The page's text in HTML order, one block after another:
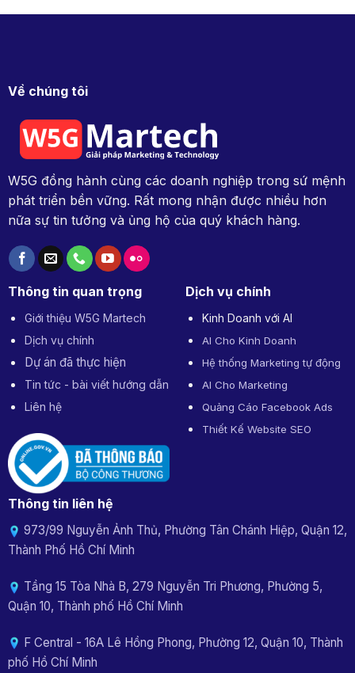
Về chúng tôi
W5G đồng hành cùng các doanh nghiệp trong sứ mệnh
phát triển bền vững. Rất mong nhận được nhiều hơn
nữa sự tin tưởng và ủng hộ của quý khách hàng.
Thông tin quan trọng
Giới thiệu W5G Martech
Dịch vụ chính
Dự án đã thực hiện
Tin tức - bài viết hướng dẫn
Liên hệ
Dịch vụ chính
Kinh Doanh với AI
AI Cho Kinh Doanh
Hệ thống Marketing tự động
AI Cho Marketing
Quảng Cáo Facebook Ads
Thiết Kế Website SEO
Thông tin liên hệ
973/99 Nguyễn Ảnh Thủ, Phường Tân Chánh Hiệp, Quận 12,
Thành Phố Hồ Chí Minh
Tầng 15 Tòa Nhà B, 279 Nguyễn Tri Phương, Phường 5,
Quận 10, Thành phố Hồ Chí Minh
F Central - 16A Lê Hồng Phong, Phường 12, Quận 10, Thành
phố Hồ Chí Minh